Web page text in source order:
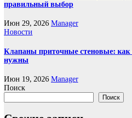
правильный выбор
Июн 29, 2026 Manager
Новости
Клапаны приточные стеновые: как
нужны
Июн 19, 2026 Manager
Поиск
Поиск